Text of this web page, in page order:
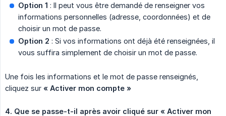
Option 1 : Il peut vous être demandé de renseigner vos
informations personnelles (adresse, coordonnées) et de
choisir un mot de passe.
Option 2 : Si vos informations ont déjà été renseignées, il
vous suffira simplement de choisir un mot de passe.
Une fois les informations et le mot de passe renseignés,
cliquez sur « Activer mon compte »
4. Que se passe-t-il après avoir cliqué sur « Activer mon